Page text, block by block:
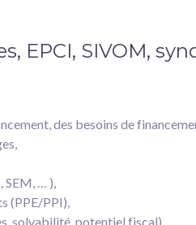
EPCI, SIVOM,
des besoins de
SEM, … ),
(PPE/PPI),
solvabilité, potentiel fiscal),